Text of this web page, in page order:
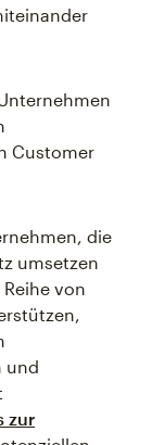
Customer
die
umsetzen
von
und
zur